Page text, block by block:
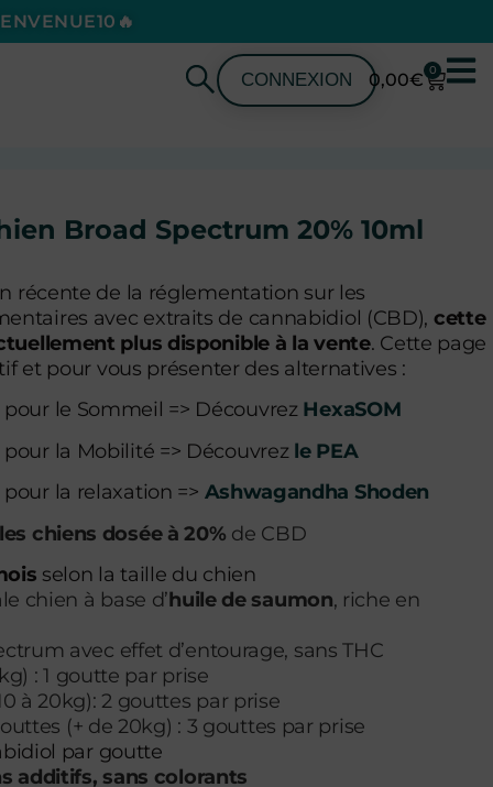
CONNEXION 0,00€ 0
Broad Spectrum 20% 10ml
récente de la réglementation sur les
avec extraits de cannabidiol (CBD), cette
plus disponible à la vente. Cette page
et pour vous présenter des alternatives :
le Sommeil => Découvrez HexaSOM
la Mobilité => Découvrez le PEA
la relaxation => Ashwagandha Shoden
chiens dosée à 20% de CBD
selon la taille du chien
chien à base d’huile de saumon, riche en
avec effet d’entourage, sans THC
: 1 goutte par prise
à 20kg): 2 gouttes par prise
(+ de 20kg) : 3 gouttes par prise
par goutte
additifs, sans colorants